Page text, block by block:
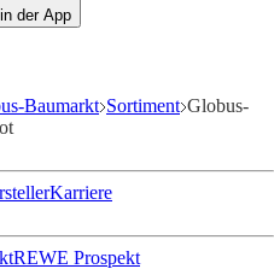
der App
Baumarkt Sortiment Globus-
Karriere
REWE Prospekt